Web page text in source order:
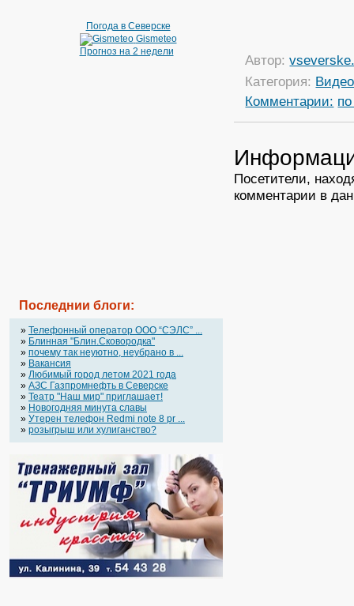
Погода в Северске
Gismeteo
Прогноз на 2 недели
Последнии блоги:
» Телефонный оператор OOO “СЭЛС” ...
» Блинная "Блин.Сковородка"
» почему так неуютно, неубрано в ...
» Вакансия
» Любимый город летом 2021 года
» АЗС Газпромнефть в Северске
» Театр "Наш мир" приглашает!
» Новогодняя минута славы
» Утерен телефон Redmi note 8 pr ...
» розыгрыш или хулиганство?
Автор:
Категория: Видео
Комментарии:
Посетители,
комментарии в